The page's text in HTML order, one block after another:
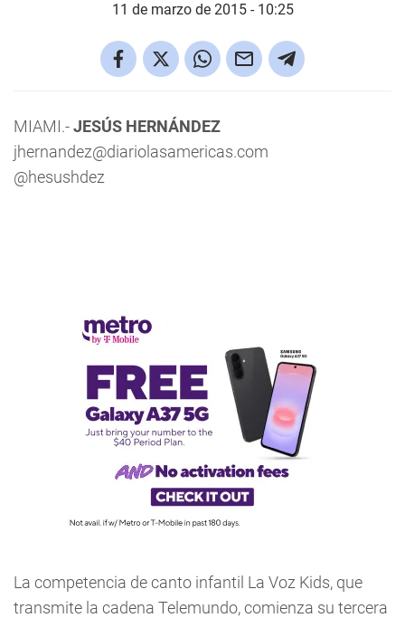
11 de marzo de 2015 - 10:25
MIAMI.-JESÚS HERNÁNDEZ
jhernandez@diariolasamericas.com
@hesushdez
La competencia de canto infantil La Voz Kids, que
transmite la cadena Telemundo, comienza su tercera